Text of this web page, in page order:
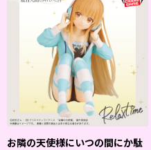
お隣の天使様にいつの間にか駄